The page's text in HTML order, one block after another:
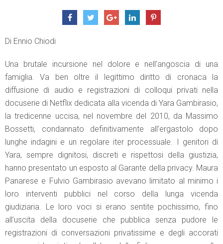
Di Ennio Chiodi
Una brutale incursione nel dolore e nell’angoscia di una
famiglia. Va ben oltre il legittimo diritto di cronaca la
diffusione di audio e registrazioni di colloqui privati nella
docuserie di Netflix dedicata alla vicenda di Yara Gambirasio,
la tredicenne uccisa, nel novembre del 2010, da Massimo
Bossetti, condannato definitivamente all’ergastolo dopo
lunghe indagini e un regolare iter processuale. I genitori di
Yara, sempre dignitosi, discreti e rispettosi della giustizia,
hanno presentato un esposto al Garante della privacy. Maura
Panarese e Fulvio Gambirasio avevano limitato al minimo i
loro interventi pubblici nel corso della lunga vicenda
giudiziaria. Le loro voci si erano sentite pochissimo, fino
all’uscita della docuserie che pubblica senza pudore le
registrazioni di conversazioni privatissime e degli accorati